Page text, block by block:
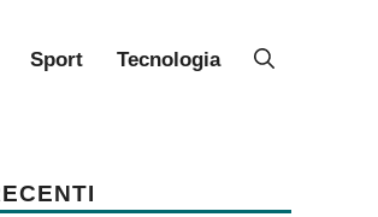
Sport Tecnologia